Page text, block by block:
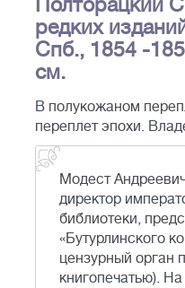
редких
Спб., 1854 -
см.
В полукожаном
переплет эпохи.
Модест
директор
библиотеки,
«Бутурлинского
цензурный орган
книгопечатью).